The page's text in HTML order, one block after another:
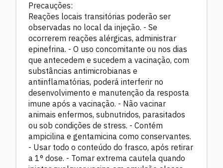
Precauções:
Reações locais transitórias poderão ser
observadas no local da injeção. - Se
ocorrerem reações alérgicas, administrar
epinefrina. - O uso concomitante ou nos dias
que antecedem e sucedem a vacinação, com
substâncias antimicrobianas e
antiinflamatórias, poderá interferir no
desenvolvimento e manutenção da resposta
imune após a vacinação. - Não vacinar
animais enfermos, subnutridos, parasitados
ou sob condições de stress. - Contém
ampicilina e gentamicina como conservantes.
- Usar todo o conteúdo do frasco, após retirar
a 1° dose. - Tomar extrema cautela quando